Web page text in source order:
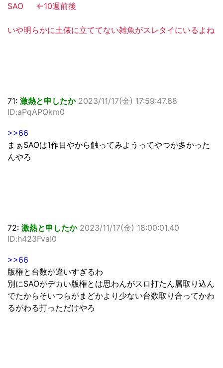
SAO ←10週前後
いや明らかに土俵に立ててない雑魚がスレタイにいるよね
71: 激熱と申したか 2023/11/17(金) 17:59:47.88
ID:aPqAPQkm0
>>66
まぁSAOは1作目やから触ってみようってやつが多かった
んやろ
72: 激熱と申したか 2023/11/17(金) 18:00:01.40
ID:h423FvaI0
>>66
版権と台数が違いすぎるわ
別にSAOがデカい版権とは思わんがスロ打たん層取り込ん
でたからそいつらがまどかより少ない台数取り合ってかわ
るがわる打っただけやろ